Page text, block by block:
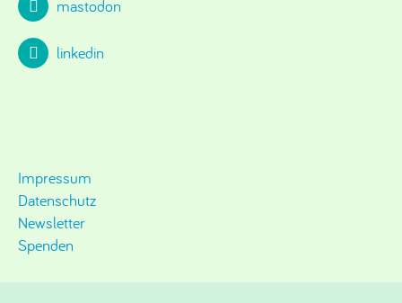
mastodon
linkedin
Impressum
Datenschutz
Newsletter
Spenden